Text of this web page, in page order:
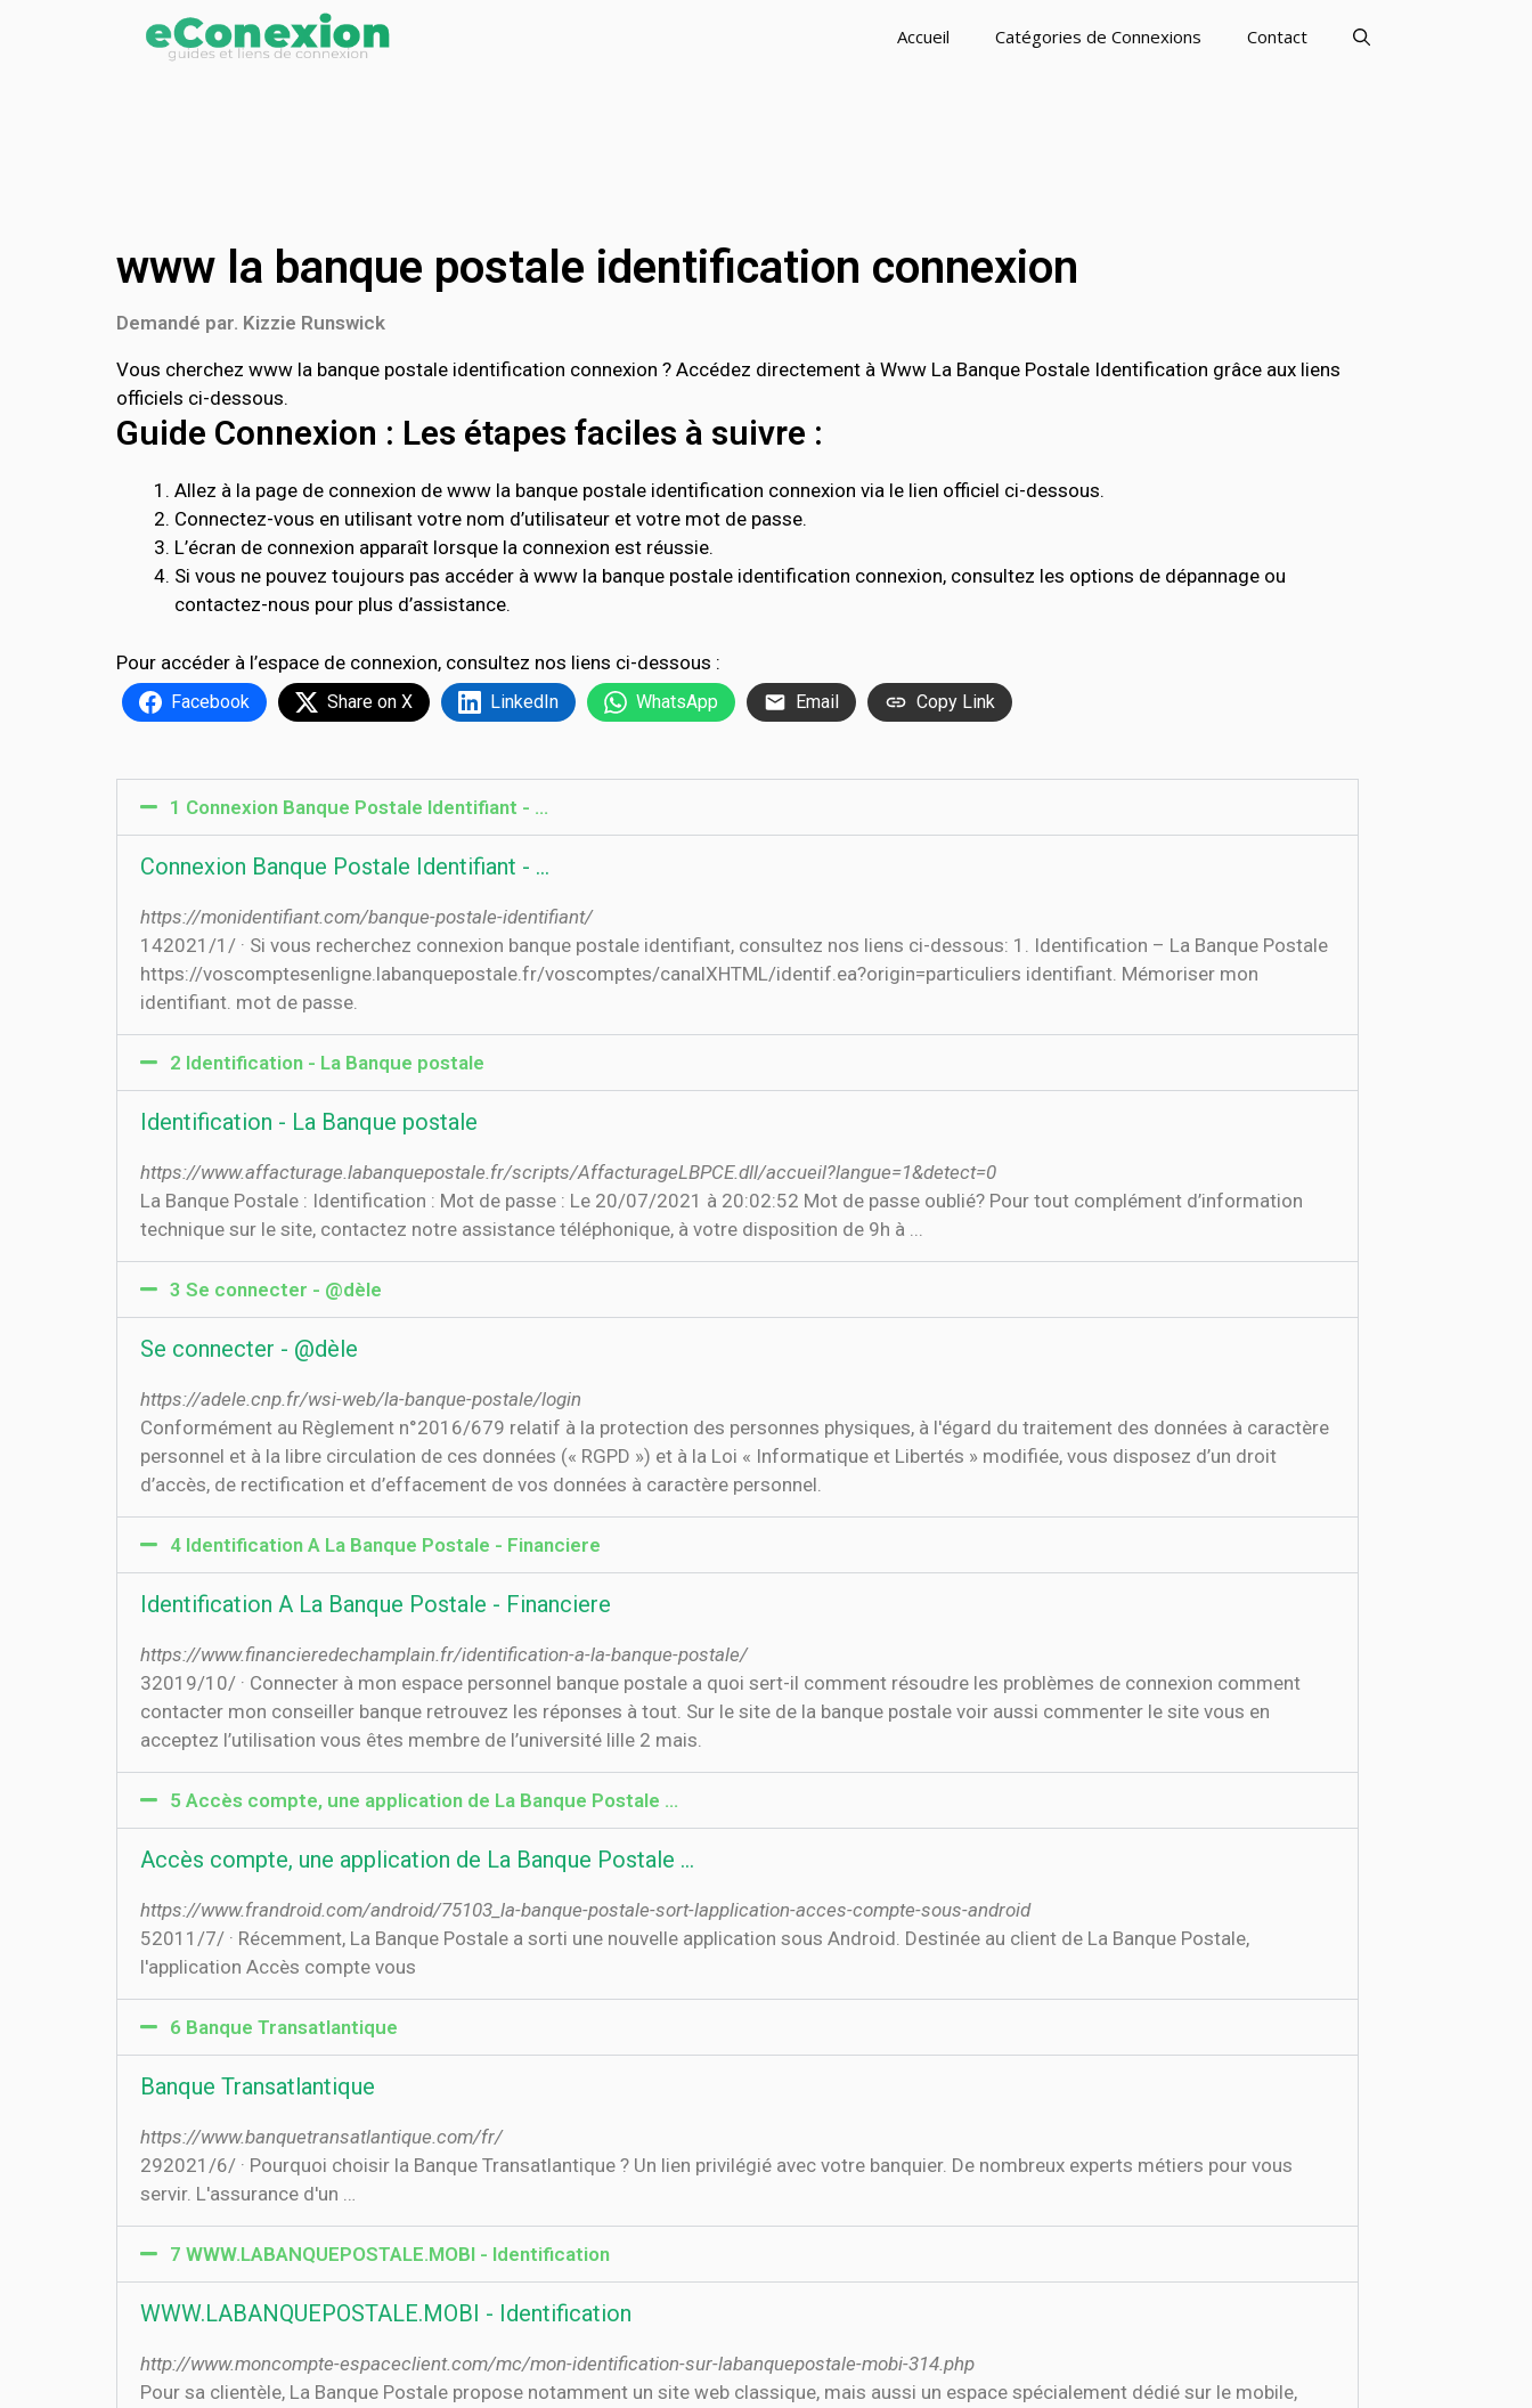
Accueil Catégories de Connexions Contact
www la banque postale identification connexion
Demandé par. Kizzie Runswick
Vous cherchez www la banque postale identification connexion ? Accédez directement à Www La Banque Postale Identification grâce aux liens
officiels ci-dessous.
Guide Connexion : Les étapes faciles à suivre :
Allez à la page de connexion de www la banque postale identification connexion via le lien officiel ci-dessous.
Connectez-vous en utilisant votre nom d’utilisateur et votre mot de passe.
L’écran de connexion apparaît lorsque la connexion est réussie.
Si vous ne pouvez toujours pas accéder à www la banque postale identification connexion, consultez les options de dépannage ou
contactez-nous pour plus d’assistance.
Pour accéder à l’espace de connexion, consultez nos liens ci-dessous :
Facebook Share on X LinkedIn WhatsApp Email Copy Link
1 Connexion Banque Postale Identifiant - …
Connexion Banque Postale Identifiant - …
https://monidentifiant.com/banque-postale-identifiant/
14‏‏/1‏‏/2021 · Si vous recherchez connexion banque postale identifiant, consultez nos liens ci-dessous: 1. Identification – La Banque Postale
https://voscomptesenligne.labanquepostale.fr/voscomptes/canalXHTML/identif.ea?origin=particuliers identifiant. Mémoriser mon
identifiant. mot de passe.
2 Identification - La Banque postale
Identification - La Banque postale
https://www.affacturage.labanquepostale.fr/scripts/AffacturageLBPCE.dll/accueil?langue=1&detect=0
La Banque Postale : Identification : Mot de passe : Le 20/07/2021 à 20:02:52 Mot de passe oublié? Pour tout complément d’information
technique sur le site, contactez notre assistance téléphonique, à votre disposition de 9h à ...
3 Se connecter - @dèle
Se connecter - @dèle
https://adele.cnp.fr/wsi-web/la-banque-postale/login
Conformément au Règlement n°2016/679 relatif à la protection des personnes physiques, à l'égard du traitement des données à caractère
personnel et à la libre circulation de ces données (« RGPD ») et à la Loi « Informatique et Libertés » modifiée, vous disposez d’un droit
d’accès, de rectification et d’effacement de vos données à caractère personnel.
4 Identification A La Banque Postale - Financiere
Identification A La Banque Postale - Financiere
https://www.financieredechamplain.fr/identification-a-la-banque-postale/
3‏‏/10‏‏/2019 · Connecter à mon espace personnel banque postale a quoi sert-il comment résoudre les problèmes de connexion comment
contacter mon conseiller banque retrouvez les réponses à tout. Sur le site de la banque postale voir aussi commenter le site vous en
acceptez l’utilisation vous êtes membre de l’université lille 2 mais.
5 Accès compte, une application de La Banque Postale ...
Accès compte, une application de La Banque Postale ...
https://www.frandroid.com/android/75103_la-banque-postale-sort-lapplication-acces-compte-sous-android
5‏‏/7‏‏/2011 · Récemment, La Banque Postale a sorti une nouvelle application sous Android. Destinée au client de La Banque Postale,
l'application Accès compte vous
6 Banque Transatlantique
Banque Transatlantique
https://www.banquetransatlantique.com/fr/
29‏‏/6‏‏/2021 · Pourquoi choisir la Banque Transatlantique ? Un lien privilégié avec votre banquier. De nombreux experts métiers pour vous
servir. L'assurance d'un …
7 WWW.LABANQUEPOSTALE.MOBI - Identification
WWW.LABANQUEPOSTALE.MOBI - Identification
http://www.moncompte-espaceclient.com/mc/mon-identification-sur-labanquepostale-mobi-314.php
Pour sa clientèle, La Banque Postale propose notamment un site web classique, mais aussi un espace spécialement dédié sur le mobile,